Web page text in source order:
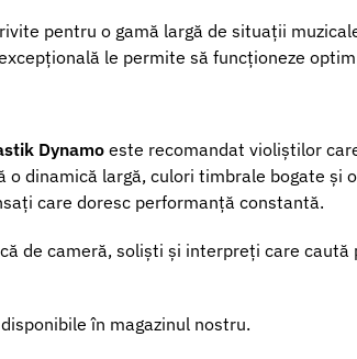
pentru o gamă largă de situații
le permite să funcționeze
Dynamoeste recomandat violiștilor
o dinamică largă, culori timbrale bogate și
care doresc performanță constantă.
de cameră, soliști și interpreți care
disponibile în magazinul nostru.